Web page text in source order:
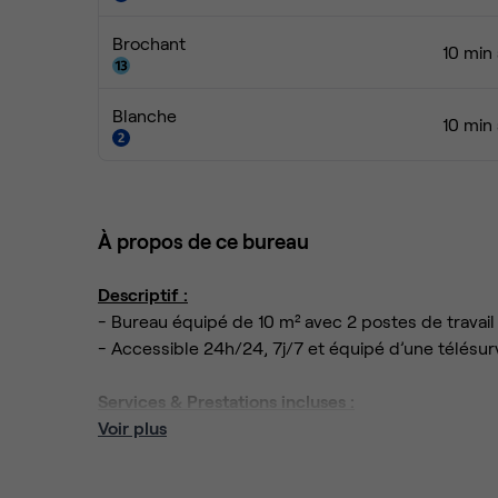
Brochant 10
Blanche
10
À propos de ce bureau
Descriptif :
- Bureau équipé de 10 m² avec 2 postes de travail
- Accessible 24h/24, 7j/7 et équipé d’une
Services & Prestations incluses :
- Accueil de vos visiteurs pendant nos horaires
Voir plus